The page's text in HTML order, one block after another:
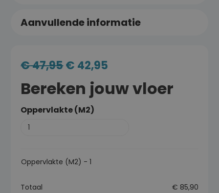
Aanvullende informatie
€47,95€ 42,95
Bereken jouw vloer
Oppervlakte (M2)
Oppervlakte (M2) -1
Totaal € 85,90